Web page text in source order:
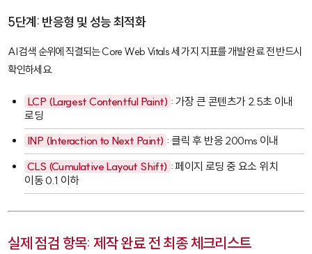
5단계: 반응형 및 성능 최적화
AI 검색 순위에 직결되는Core Web Vitals세 가지 지표를 개발 완료 전 반드시
확인하세요.
LCP (Largest Contentful Paint) : 가장 큰 콘텐츠가 2.5초 이내
로딩
INP (Interaction to Next Paint) : 클릭 후 반응 200ms 이내
CLS (Cumulative Layout Shift) : 페이지 로딩 중 요소 위치
이동 0.1 이하
실제 점검 항목: 제작 완료 전 최종 체크리스트